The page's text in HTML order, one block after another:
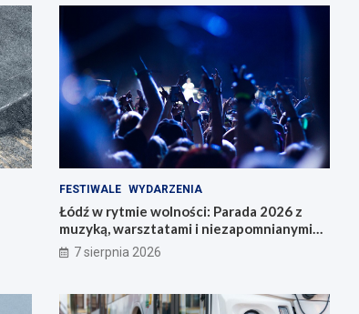
FESTIWALE WYDARZENIA
Łódź w rytmie wolności: Parada 2026 z
muzyką, warsztatami i niezapomnianymi
przeżyciami!
7 sierpnia 2026